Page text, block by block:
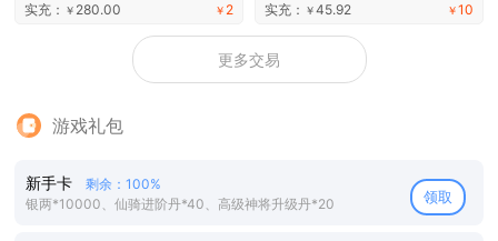
￥ 2
实充： ￥ 280.00 ￥10
实充： ￥45.92
更多交易
游戏礼包
新手卡
剩余：100%
银两*10000、仙骑进阶丹*40、高级神将升级丹*20
领取